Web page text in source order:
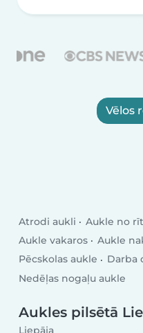
Vēlos
Atrodi aukli Aukle no
Aukle vakaros
Aukle
Pēcskolas aukle
Darba
Nedēļas nogaļu aukle
Aukles pilsētā
Liepāja